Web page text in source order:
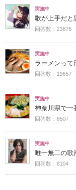
実施中
歌が上手だと
回答数：23876
実施中
ラーメンって
回答数：19657
実施中
神奈川県で一
回答数：8507
実施中
唯一無二の歌
回答数：8104